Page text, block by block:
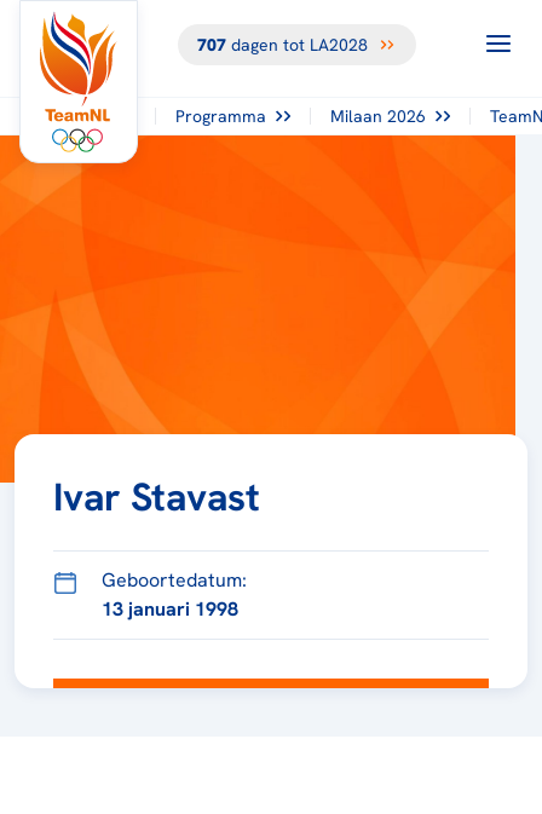
707dagen tot LA2028
Programma Milaan 2026
Ivar Stavast
Geboortedatum:
13 januari 1998